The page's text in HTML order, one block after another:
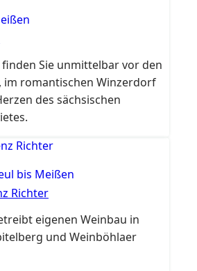
Sie unmittelbar vor den
im romantischen Winzerdorf
des sächsischen
bis Meißen
Richter
eigenen Weinbau in
und Weinböhlaer